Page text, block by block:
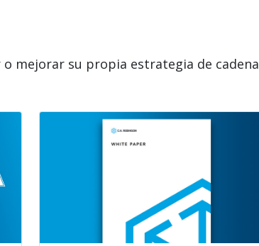
mejorar su propia estrategia de cadena